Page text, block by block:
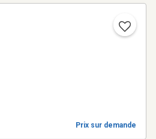
Prix sur demande